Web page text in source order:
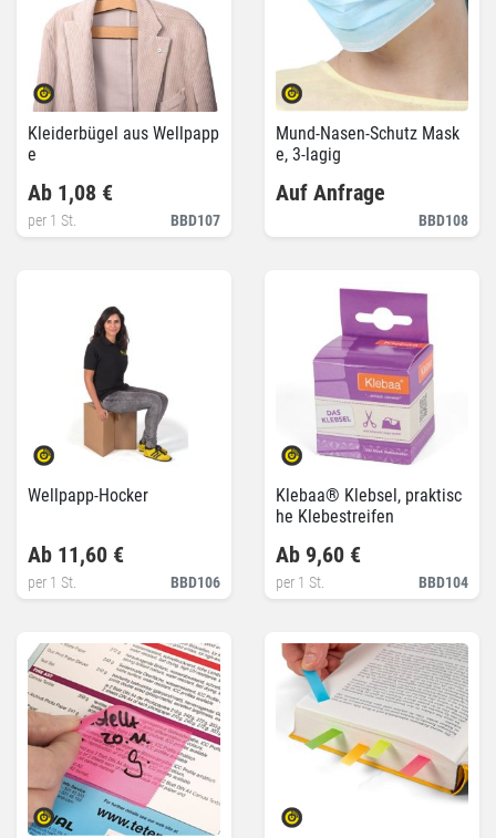
Kleiderbügel aus Wellpapp
e
BBD107
Ab 1,08 €
per 1 St.
Mund-Nasen-Schutz Mask
e, 3-lagig
BBD108
Auf Anfrage
Wellpapp-Hocker
BBD106
Ab 11,60 €
per 1 St.
Klebaa® Klebsel, praktisc
he Klebestreifen
BBD104
Ab 9,60 €
per 1 St.